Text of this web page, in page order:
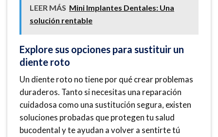
LEER MÁS Mini Implantes Dentales: Una
solución rentable
Explore sus opciones para sustituir un
diente roto
Un diente roto no tiene por qué crear problemas
duraderos. Tanto si necesitas una reparación
cuidadosa como una sustitución segura, existen
soluciones probadas que protegen tu salud
bucodental y te ayudan a volver a sentirte tú